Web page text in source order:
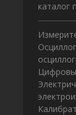
каталог